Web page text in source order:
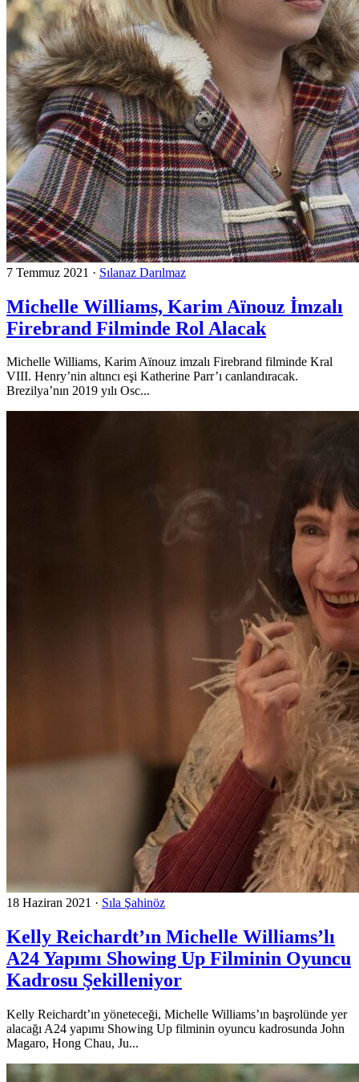
7 Temmuz 2021 · Sılanaz Darılmaz
Michelle Williams, Karim Aïnouz İmzalı
Firebrand Filminde Rol Alacak
Michelle Williams, Karim Aïnouz imzalı Firebrand filminde Kral
VIII. Henry’nin altıncı eşi Katherine Parr’ı canlandıracak.
Brezilya’nın 2019 yılı Osc...
18 Haziran 2021 · Sıla Şahinöz
Kelly Reichardt’ın Michelle Williams’lı
A24 Yapımı Showing Up Filminin Oyuncu
Kadrosu Şekilleniyor
Kelly Reichardt’ın yöneteceği, Michelle Williams’ın başrolünde yer
alacağı A24 yapımı Showing Up filminin oyuncu kadrosunda John
Magaro, Hong Chau, Ju...